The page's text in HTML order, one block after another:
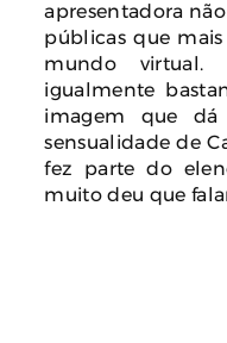
apresentadora
públicas que
mundo virtual.
igualmente
imagem que dá
sensualidade de
fez parte do
muito deu que